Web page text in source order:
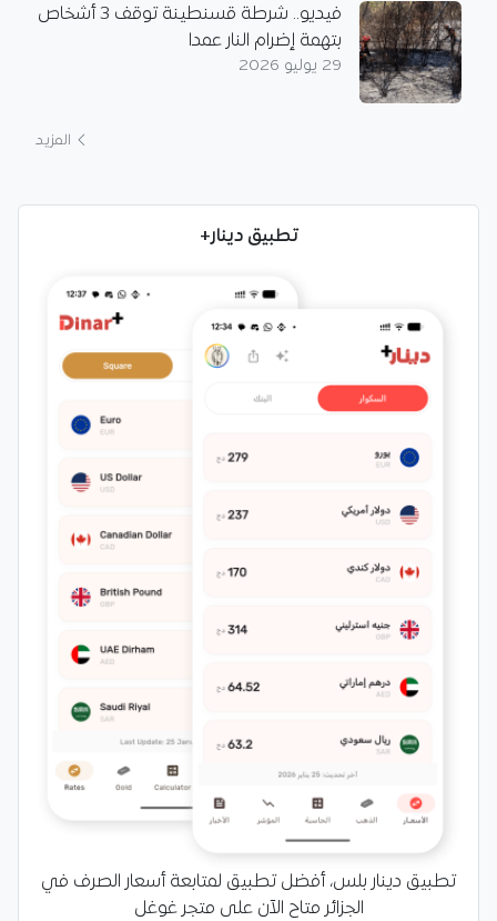
فيديو.. شرطة قسنطينة توقف 3 أشخاص
بتهمة إضرام النار عمدا
29 يوليو 2026
المزيد
تطبيق دينار+
تطبيق دينار بلس، أفضل تطبيق لمتابعة أسعار الصرف في
الجزائر متاح الآن على متجر غوغل